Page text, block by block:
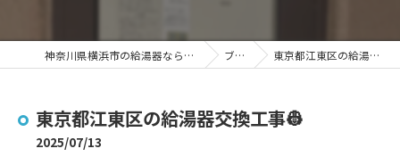
神奈川県横浜市の給湯器ならハッピーホームズ ブログ 東京都江東区の給湯器交換工事👷
東京都江東区の給湯器交換工事👷
2025/07/13